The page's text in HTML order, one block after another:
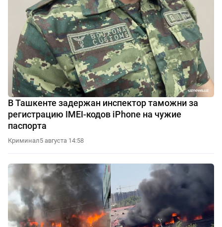
В Ташкенте задержан инспектор таможни за
регистрацию IMEI-кодов iPhone на чужие
паспорта
Криминал5 августа 14:58